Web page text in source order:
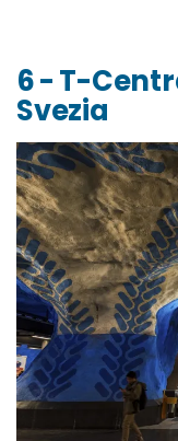
6 - T-
Svezia